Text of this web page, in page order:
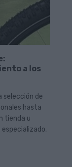
a los
selección de
hasta
tienda u